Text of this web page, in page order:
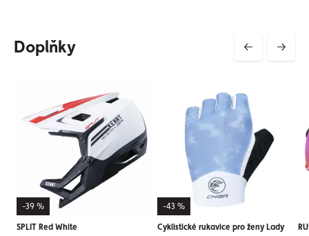
Doplňky
-39 %
SPLIT Red White
-43 %
Cyklistické rukavice pro ženy Lady